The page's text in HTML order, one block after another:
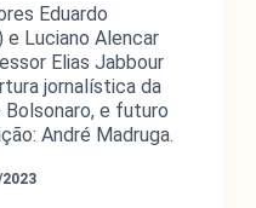
Eduardo
e Luciano Alencar
Elias Jabbour
jornalística da
Bolsonaro, e futuro
André Madruga.